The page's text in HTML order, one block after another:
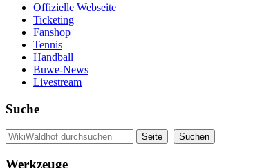
Offizielle Webseite
Ticketing
Fanshop
Tennis
Handball
Buwe-News
Livestream
Suche
Werkzeuge